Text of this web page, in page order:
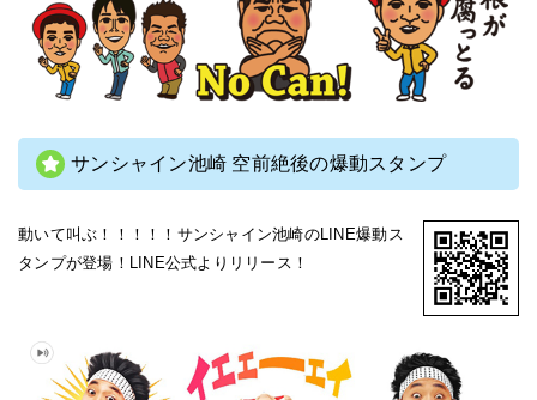
サンシャイン池崎 空前絶後の爆動スタンプ
動いて叫ぶ！！！！！サンシャイン池崎のLINE爆動ス
タンプが登場！LINE公式よりリリース！